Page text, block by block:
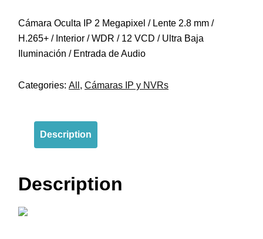
Cámara Oculta IP 2 Megapixel / Lente 2.8 mm /
H.265+ / Interior / WDR / 12 VCD / Ultra Baja
Iluminación / Entrada de Audio
Categories: All , Cámaras IP y NVRs
Description
Description